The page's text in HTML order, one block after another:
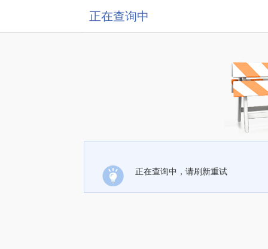
正在查询中
正在查询中，请刷新重试